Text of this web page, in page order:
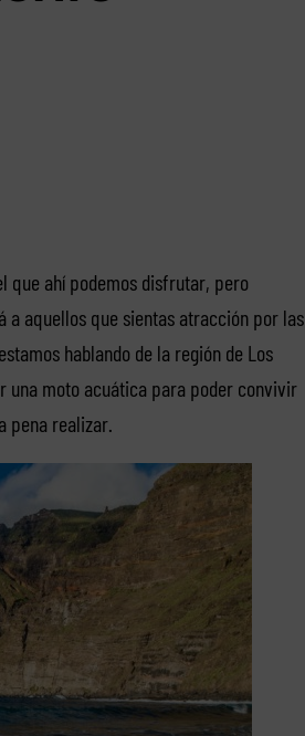
que ahí podemos disfrutar, pero
a aquellos que sientas atracción por las
hablando de la región de Los
una moto acuática para poder convivir
pena realizar.